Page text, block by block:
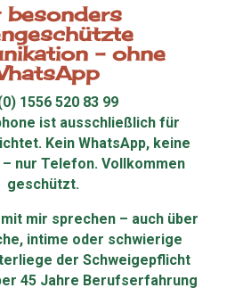
besonders
– ohne
1556 520 83 99
ist ausschließlich für
Kein WhatsApp, keine
nur Telefon. Vollkommen
geschützt.
mir sprechen – auch über
intime oder schwierige
der Schweigepflicht
45 Jahre Berufserfahrung